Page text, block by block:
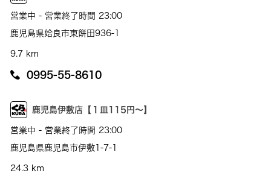
営業中 - 営業終了時間 23:00
鹿児島県姶良市東餅田936-1
9.7 km
0995-55-8610
鹿児島伊敷店【１皿115円～】
営業中 - 営業終了時間 23:00
鹿児島県鹿児島市伊敷1-7-1
24.3 km